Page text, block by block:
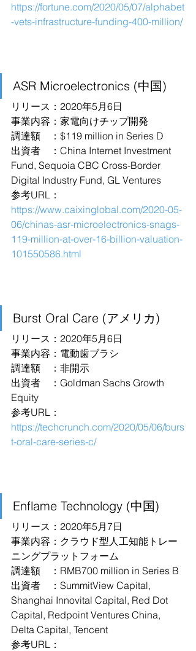
https://fortune.com/2020/05/07/alphabet
-vets-infrastructure-funding-400-million/
ASR Microelectronics (中国)
リリース：2020年5月6日
事業内容：家電向けチップ開発
調達額　：$119 million in Series D
出資者　：China Internet Investment
Fund, Sequoia CBC Cross-Border
Digital Industry Fund, GL Ventures
参考URL：
https://www.caixinglobal.com/2020-05-
06/chinas-asr-microelectronics-snags-
119-million-at-over-16-billion-valuation-
101550586.html
Burst Oral Care (アメリカ)
リリース：2020年5月6日
事業内容：電動歯ブラシ
調達額　：非開示
出資者　：Goldman Sachs Growth
Equity
参考URL：
https://techcrunch.com/2020/05/06/burs
t-oral-care-series-c/
Enflame Technology (中国)
リリース：2020年5月7日
事業内容：クラウド型人工知能トレー
ニングプラットフォーム
調達額　：RMB700 million in Series B
出資者　：SummitView Capital,
Shanghai Innovital Capital, Red Dot
Capital, Redpoint Ventures China,
Delta Capital, Tencent
参考URL：